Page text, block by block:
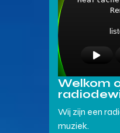
Welkom
Wij zijn een
muziek.